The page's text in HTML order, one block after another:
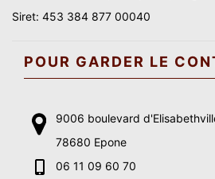
Siret: 453 384 877 00040
POUR GARDER LE
9006 boulevard
78680 Epone
06 11 09 60 70